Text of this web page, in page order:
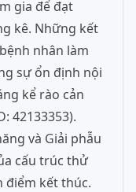
gia để đạt
kê. Những kết
nhân làm
sự ổn định nội
kể rào cản
42133353).
và Giải phẫu
cấu trúc thử
điểm kết thúc.